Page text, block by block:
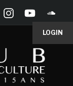
LOGIN